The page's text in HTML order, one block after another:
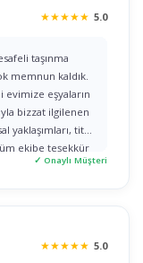
★★★★★ 5.0
taşınma
memnun kaldık.
evimize eşyaların
bizzat ilgilenen
yaklaşımları, titiz
ekibe teşekkür
✓ Onaylı Müşteri
★★★★★ 5.0